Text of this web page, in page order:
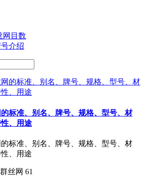
网目数
介绍
标准、别名、牌号、规格、型号、材
、用途
标准、别名、牌号、规格、型号、材
、用途
丝网 61